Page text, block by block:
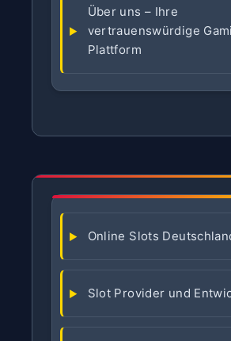
Über uns – Ihre
vertrauenswürdige
Plattform
Online Slots
Slot Provider und